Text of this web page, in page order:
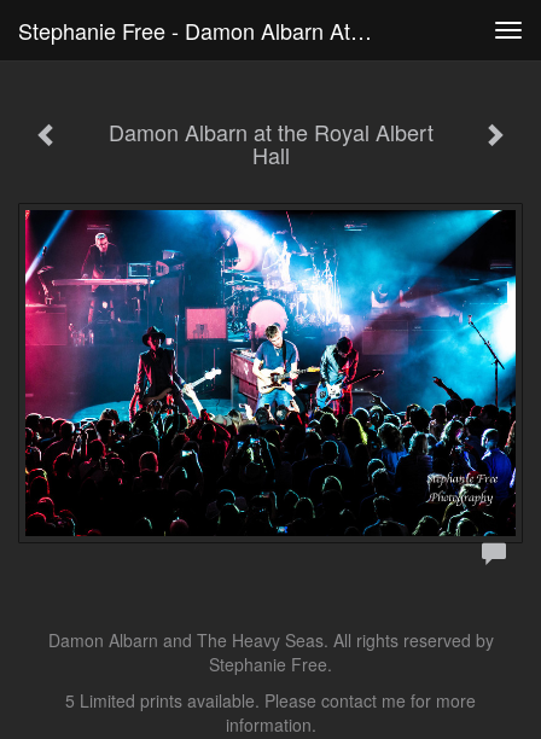
Stephanie Free - Damon Albarn At The Royal Albert Hall
Damon Albarn at the Royal Albert
Hall
Damon Albarn and The Heavy Seas. All rights reserved by
Stephanie Free.
5 Limited prints available. Please contact me for more
information.